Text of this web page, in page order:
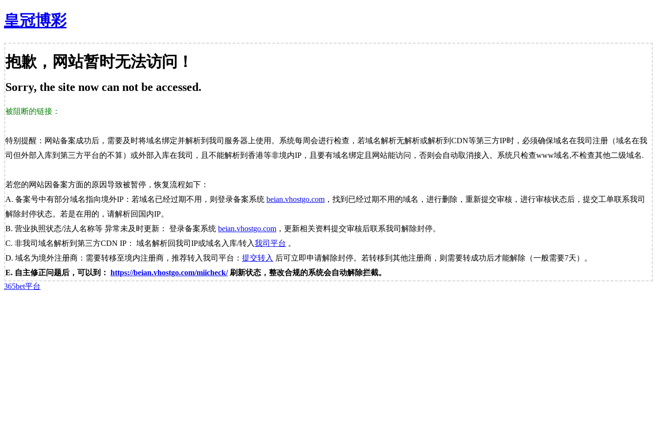
皇冠博彩
抱歉，网站暂时无法访问！
Sorry, the site now can not be accessed.
被阻断的链接：
特别提醒：网站备案成功后，需要及时将域名绑定并解析到我司服务器上使用。系统每周会进行检查，若域名解析无解析或解析到CDN等第三方IP时，必须确保域名在我司注册（域名在我
司但外部入库到第三方平台的不算）或外部入库在我司，且不能解析到香港等非境内IP，且要有域名绑定且网站能访问，否则会自动取消接入。系统只检查www域名,不检查其他二级域名.
若您的网站因备案方面的原因导致被暂停，恢复流程如下：
A. 备案号中有部分域名指向境外IP：若域名已经过期不用，则登录备案系统 beian.vhostgo.com ，找到已经过期不用的域名，进行删除，重新提交审核，进行审核状态后，提交工单联系我司
解除封停状态。若是在用的，请解析回国内IP。
B. 营业执照状态/法人名称等 异常未及时更新： 登录备案系统 beian.vhostgo.com ，更新相关资料提交审核后联系我司解除封停。
C. 非我司域名解析到第三方CDN IP： 域名解析回我司IP或域名入库/转入我司平台 。
D. 域名为境外注册商：需要转移至境内注册商，推荐转入我司平台： 提交转入 后可立即申请解除封停。若转移到其他注册商，则需要转成功后才能解除（一般需要7天）。
E. 自主修正问题后，可以到： https://beian.vhostgo.com/miicheck/刷新状态，整改合规的系统会自动解除拦截。
365bet平台